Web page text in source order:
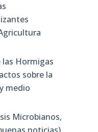
las Hormigas
sobre la
medio
Microbianos,